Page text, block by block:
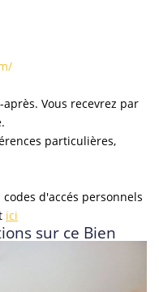
Vous recevrez par
particulières,
d'accés personnels
ici
sur ce Bien